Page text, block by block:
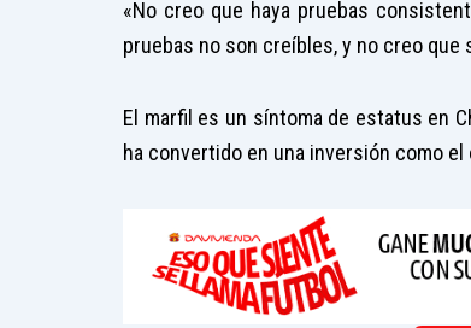
«No creo que haya pruebas
pruebas no son creíbles, y no creo
El marfil es un síntoma de estatus en
ha convertido en una inversión como el